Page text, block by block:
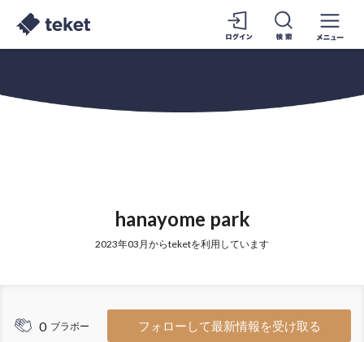
hanayome park
2023年03月からteketを利用しています
0 ブラボー フォローして最新情報を受け取る